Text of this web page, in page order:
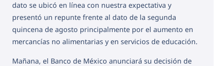
dato se ubicó en línea con nuestra expectativa y
presentó un repunte frente al dato de la segunda
quincena de agosto principalmente por el aumento en
mercancías no alimentarias y en servicios de educación.
Mañana, el Banco de México anunciará su decisión de